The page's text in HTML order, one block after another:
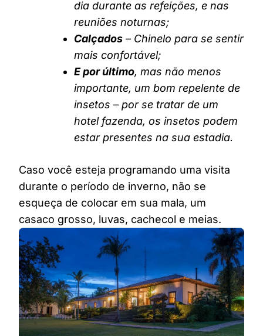
dia durante as refeições, e nas
reuniões noturnas;
Calçados – Chinelo para se sentir
mais confortável;
E por último, mas não menos
importante, um bom repelente de
insetos – por se tratar de um
hotel fazenda, os insetos podem
estar presentes na sua estadia.
Caso você esteja programando uma visita
durante o período de inverno, não se
esqueça de colocar em sua mala, um
casaco grosso, luvas, cachecol e meias.